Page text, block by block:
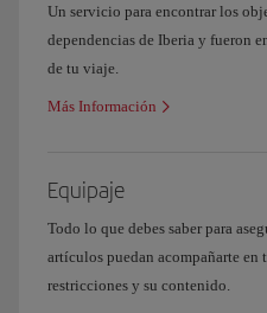
Un servicio para encontrar los
dependencias de Iberia y fueron
de tu viaje.
Más Información
Equipaje
Todo lo que debes saber para
artículos puedan acompañarte en
restricciones y su contenido.